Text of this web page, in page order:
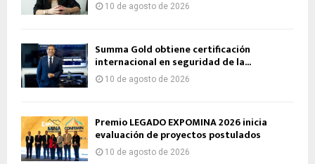
10 de agosto de 2026
Summa Gold obtiene certificación
internacional en seguridad de la...
10 de agosto de 2026
Premio LEGADO EXPOMINA 2026 inicia
evaluación de proyectos postulados
10 de agosto de 2026